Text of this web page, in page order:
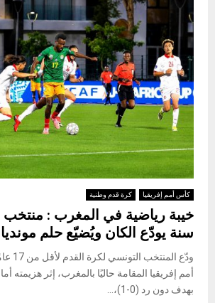
كأس أمم إفريقيا كرة قدم وطنية
سنة يودّع الكان ويُضيّع حلم مونديال
ودّع
أمم إفريقيا المقامة حاليًا بالمغرب، إثر هزيمته
بهدف دون رد (0-1)،...